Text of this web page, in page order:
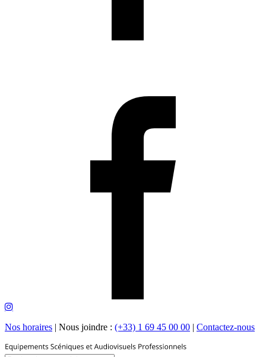
Nos horaires | Nous joindre : (+33) 1 69 45 00 00 | Contactez-nous